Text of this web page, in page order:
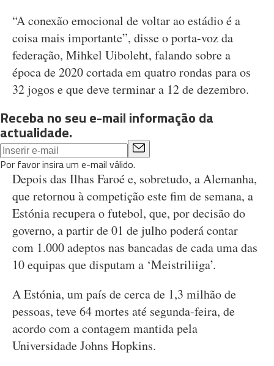
“A conexão emocional de voltar ao estádio é a
coisa mais importante”, disse o porta-voz da
federação, Mihkel Uiboleht, falando sobre a
época de 2020 cortada em quatro rondas para os
32 jogos e que deve terminar a 12 de dezembro.
Receba no seu e-mail informação da
actualidade.
Por favor insira um e-mail válido.
Depois das Ilhas Faroé e, sobretudo, a Alemanha,
que retornou à competição este fim de semana, a
Estónia recupera o futebol, que, por decisão do
governo, a partir de 01 de julho poderá contar
com 1.000 adeptos nas bancadas de cada uma das
10 equipas que disputam a ‘Meistriliiga’.
A Estónia, um país de cerca de 1,3 milhão de
pessoas, teve 64 mortes até segunda-feira, de
acordo com a contagem mantida pela
Universidade Johns Hopkins.